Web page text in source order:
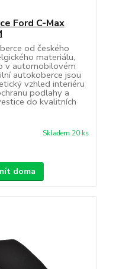
Ford C-Max
od českého
materiálu,
v automobilovém
autokoberce jsou
vzhled interiéru
podlahy a
do kvalitních
Skladem 20 ks
doma